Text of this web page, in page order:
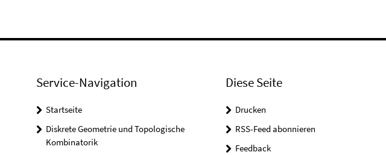
Service-Navigation
Startseite
Diskrete Geometrie und Topologische
Kombinatorik
Diese Seite
Drucken
RSS-Feed abonnieren
Feedback